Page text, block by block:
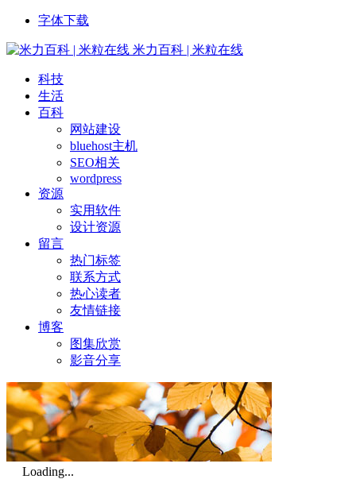
字体下载
米力百科 | 米粒在线
科技
生活
百科
网站建设
bluehost主机
SEO相关
wordpress
资源
实用软件
设计资源
留言
热门标签
联系方式
热心读者
友情链接
博客
图集欣赏
影音分享
Loading...